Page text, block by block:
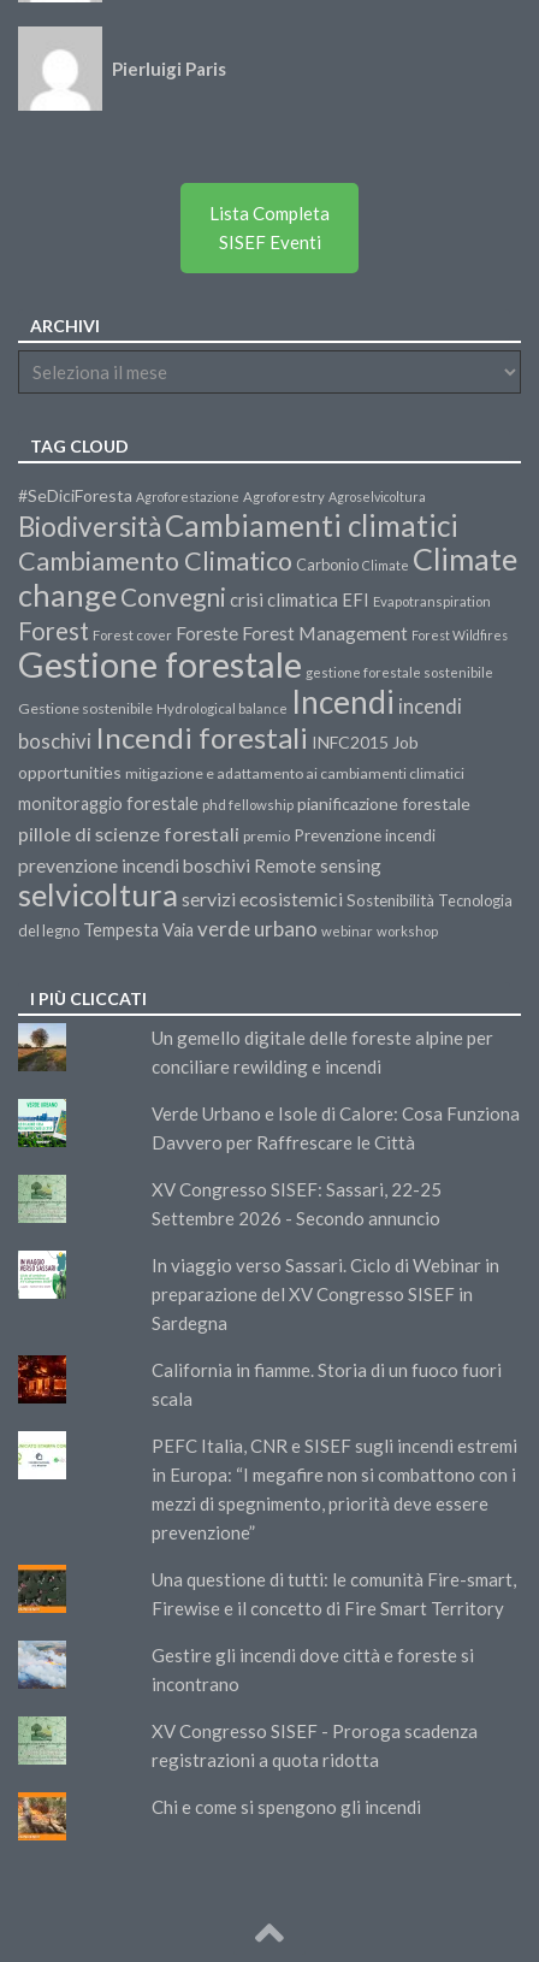
Pierluigi Paris
Lista Completa
SISEF Eventi
ARCHIVI
TAG CLOUD
#SeDiciForesta Agroforestazione Agroforestry Agroselvicoltura
BiodiversitàCambiamenti climatici
Cambiamento Climatico Carbonio Climate Climate
changeConvegni crisi climatica EFI Evapotranspiration
Forest Forest cover Foreste Forest Management Forest Wildfires
Gestione forestale gestione forestale sostenibile
Gestione sostenibile Hydrological balance Incendi incendi
boschivi Incendi forestali INFC2015 Job
opportunities mitigazione e adattamento ai cambiamenti climatici
monitoraggio forestale phd fellowship pianificazione forestale
pillole di scienze forestali premio Prevenzione incendi
prevenzione incendi boschivi Remote sensing
selvicoltura servizi ecosistemici Sostenibilità Tecnologia
del legno Tempesta Vaia verde urbano webinar workshop
I PIÙ CLICCATI
Un gemello digitale delle foreste alpine per
conciliare rewilding e incendi
Verde Urbano e Isole di Calore: Cosa Funziona
Davvero per Raffrescare le Città
XV Congresso SISEF: Sassari, 22-25
Settembre 2026 - Secondo annuncio
In viaggio verso Sassari. Ciclo di Webinar in
preparazione del XV Congresso SISEF in
Sardegna
California in fiamme. Storia di un fuoco fuori
scala
PEFC Italia, CNR e SISEF sugli incendi estremi
in Europa: “I megafire non si combattono con i
mezzi di spegnimento, priorità deve essere
prevenzione”
Una questione di tutti: le comunità Fire-smart,
Firewise e il concetto di Fire Smart Territory
Gestire gli incendi dove città e foreste si
incontrano
XV Congresso SISEF - Proroga scadenza
registrazioni a quota ridotta
Chi e come si spengono gli incendi